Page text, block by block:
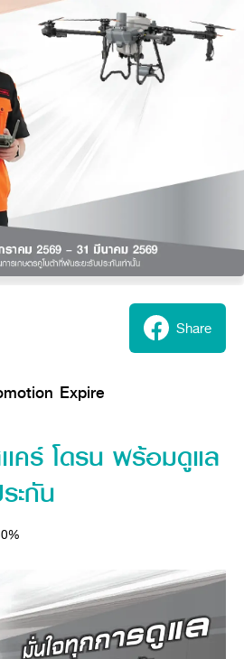
Share
Expire
เคร์ โดรน พร้อมดูแล
ะกัน